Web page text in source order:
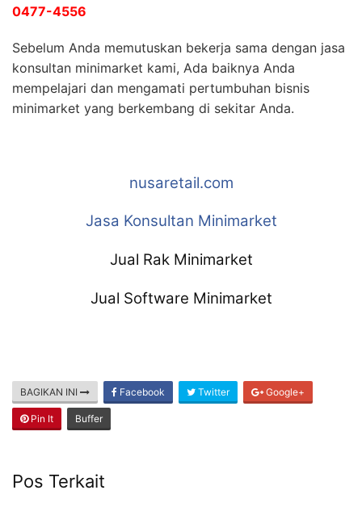
0477-4556
Sebelum Anda memutuskan bekerja sama dengan jasa
konsultan minimarket kami, Ada baiknya Anda
mempelajari dan mengamati pertumbuhan bisnis
minimarket yang berkembang di sekitar Anda.
nusaretail.com
Jasa Konsultan Minimarket
Jual Rak Minimarket
Jual Software Minimarket
BAGIKAN INI Facebook Twitter Google+
Pin It Buffer
Pos Terkait